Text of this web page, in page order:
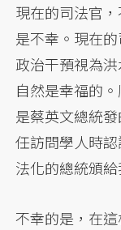
現在的司法官
是不幸。現在
政治干預視為
自然是幸福的
是蔡英文總統
任訪問學人時
法化的總統頒給
不幸的是，在